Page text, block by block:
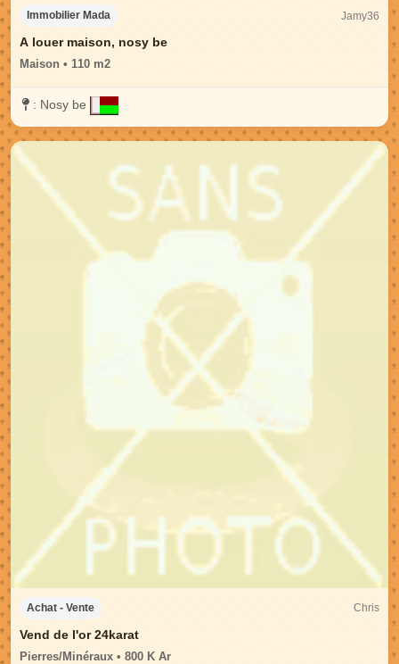
Immobilier Mada Jamy36
A louer maison, nosy be
Maison • 110 m2
: Nosy be
Achat - Vente Chris
Vend de l'or 24karat
Pierres/Minéraux • 800 K Ar